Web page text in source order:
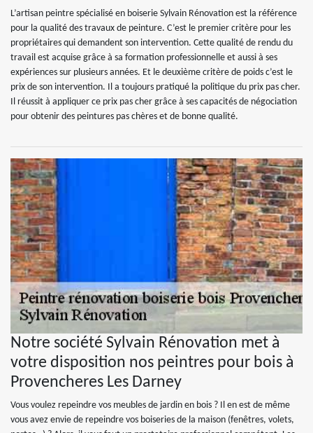
L’artisan peintre spécialisé en boiserie Sylvain Rénovation est la référence
pour la qualité des travaux de peinture. C’est le premier critère pour les
propriétaires qui demandent son intervention. Cette qualité de rendu du
travail est acquise grâce à sa formation professionnelle et aussi à ses
expériences sur plusieurs années. Et le deuxième critère de poids c’est le
prix de son intervention. Il a toujours pratiqué la politique du prix pas cher.
Il réussit à appliquer ce prix pas cher grâce à ses capacités de négociation
pour obtenir des peintures pas chères et de bonne qualité.
Notre société Sylvain Rénovation met à
votre disposition nos peintres pour bois à
Provencheres Les Darney
Vous voulez repeindre vos meubles de jardin en bois ? Il en est de même
vous avez envie de repeindre vos boiseries de la maison (fenêtres, volets,